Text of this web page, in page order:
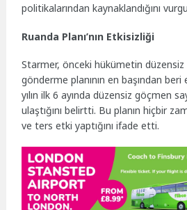
politikalarından kaynaklandığını
Ruanda Planı’nın Etkisizliği
Starmer, önceki hükümetin düzensiz
gönderme planının en başından
yılın ilk 6 ayında düzensiz göçmen
ulaştığını belirtti. Bu planın hiçbir
ve ters etki yaptığını ifade etti.